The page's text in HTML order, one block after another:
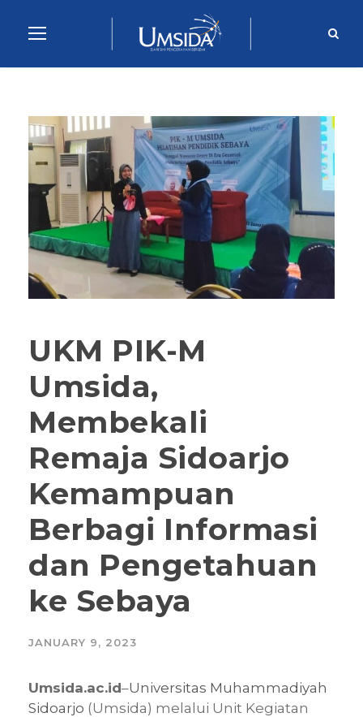
UKM PIK-M
Umsida,
Membekali
Remaja Sidoarjo
Kemampuan
Berbagi Informasi
dan Pengetahuan
ke Sebaya
JANUARY 9, 2023
Umsida.ac.id–Universitas Muhammadiyah
Sidoarjo (Umsida) melalui Unit Kegiatan